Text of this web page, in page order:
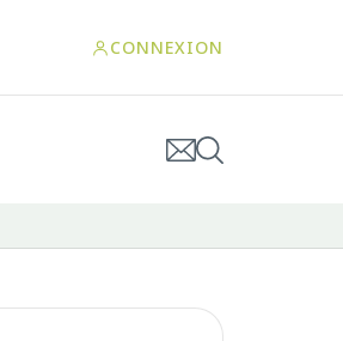
CONNEXION